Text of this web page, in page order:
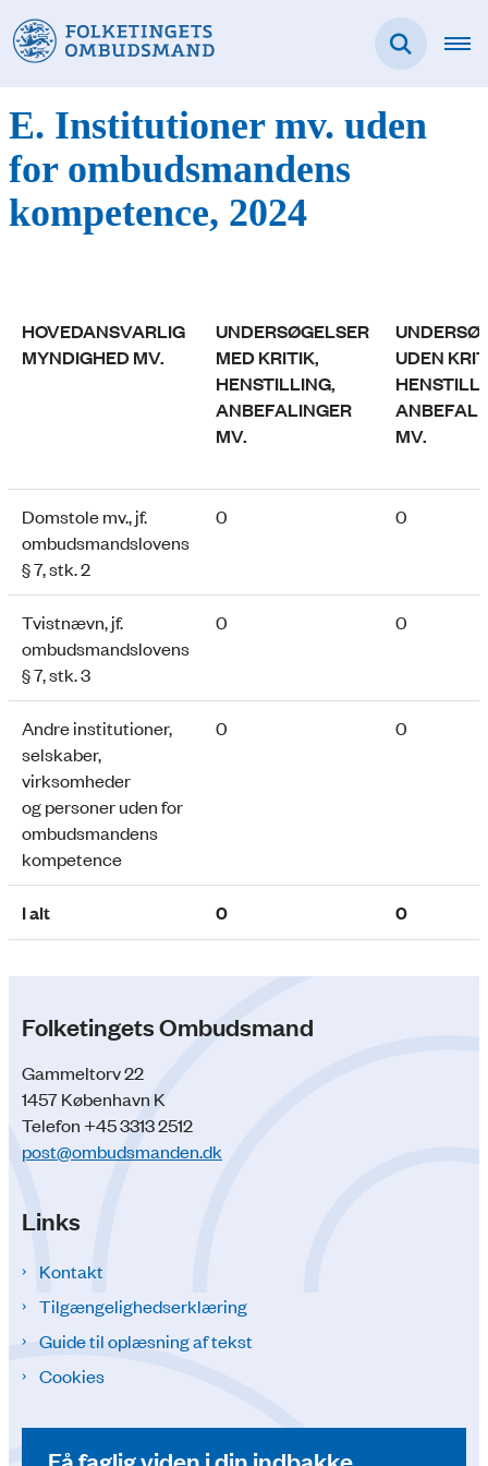
E. Institutioner mv. uden
for ombudsmandens
kompetence, 2024
HOVEDANSVARLIG
MYNDIGHED MV.
UNDERSØGELSER
MED KRITIK,
HENSTILLING,
ANBEFALINGER
MV.
UDEN
MV.
Domstole mv., jf.
ombudsmandslovens
§ 7, stk. 2
0 0
Tvistnævn, jf.
ombudsmandslovens
§ 7, stk. 3
0 0
Andre institutioner,
selskaber,
virksomheder
og personer uden for
ombudsmandens
kompetence
0 0
I alt 0 0
Folketingets Ombudsmand
Gammeltorv 22
1457 København K
Telefon +45 3313 2512
post@ombudsmanden.dk
Links
Kontakt
Tilgængelighedserklæring
Guide til oplæsning af tekst
Cookies